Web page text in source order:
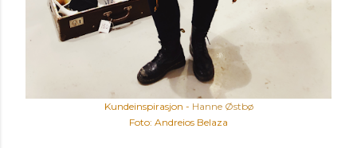
Kundeinspirasjon - Hanne Østbø
Foto: Andreios Belaza